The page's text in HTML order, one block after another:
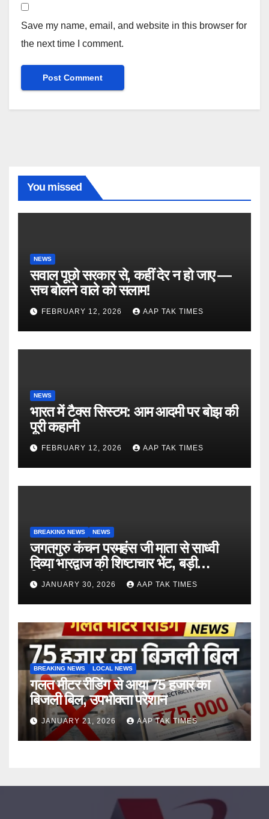
Save my name, email, and website in this browser for
the next time I comment.
You missed
NEWS
सवाल पूछो सरकार से, कहीं देर न हो जाए —
सच बोलने वाले को सलाम!
FEBRUARY 12, 2026 AAP TAK TIMES
NEWS
भारत में टैक्स सिस्टम: आम आदमी पर बोझ की
पूरी कहानी
FEBRUARY 12, 2026 AAP TAK TIMES
BREAKING NEWS NEWS
जगतगुरु कंचन परमहंस जी माता से साध्वी
दिव्या भारद्वाज की शिष्टाचार भेंट, बड़ी
जिम्मेदारी का संकेत
JANUARY 30, 2026 AAP TAK TIMES
BREAKING NEWS LOCAL NEWS
गलत मीटर रीडिंग से आया 75 हजार का
बिजली बिल, उपभोक्ता परेशान
JANUARY 21, 2026 AAP TAK TIMES